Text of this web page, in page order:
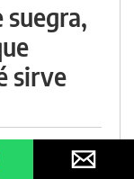
suegra,
sirve
de